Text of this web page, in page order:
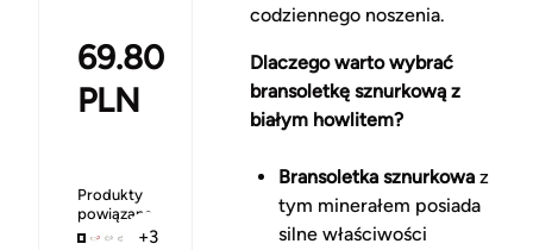
69.80
PLN
Produkty
powiązane
+3
codziennego noszenia.
Dlaczego warto wybrać
bransoletkę sznurkową z
białym howlitem?
Bransoletka sznurkowaz
tym minerałem posiada
silne właściwości